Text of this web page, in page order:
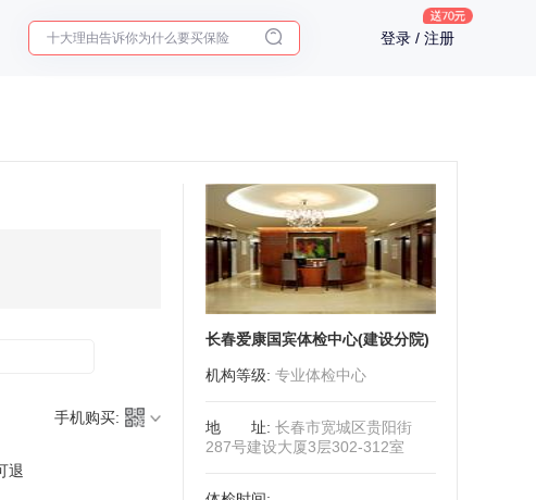
入职体检在线预约 登录 / 注册
手机购买:
退
长春爱康国宾体检中心(建设分院)
机构等级: 专业体检中心
地址: 长春市宽城区贵阳街
287号建设大厦3层302-312室